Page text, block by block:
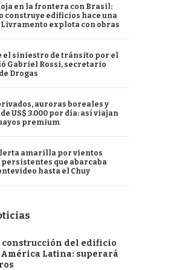
en la frontera con Brasil:
construye edificios hace una
Livramento explota con obras
el siniestro de tránsito por el
Gabriel Rossi, secretario
Drogas
auroras boreales y
US$ 3.000 por día: así viajan
premium
amarilla por vientos
que abarcaba
hasta el Chuy
construcción del edificio
América Latina: superará